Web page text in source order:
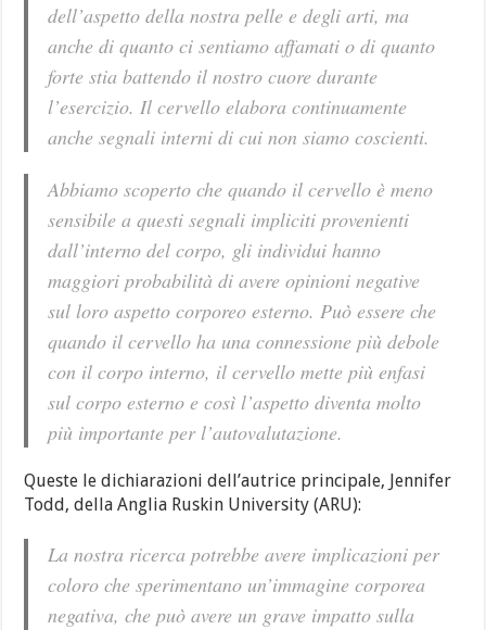
dell’aspetto della nostra pelle e degli arti, ma
anche di quanto ci sentiamo affamati o di quanto
forte stia battendo il nostro cuore durante
l’esercizio. Il cervello elabora continuamente
anche segnali interni di cui non siamo coscienti.
Abbiamo scoperto che quando il cervello è meno
sensibile a questi segnali impliciti provenienti
dall’interno del corpo, gli individui hanno
maggiori probabilità di avere opinioni negative
sul loro aspetto corporeo esterno. Può essere che
quando il cervello ha una connessione più debole
con il corpo interno, il cervello mette più enfasi
sul corpo esterno e così l’aspetto diventa molto
più importante per l’autovalutazione.
Queste le dichiarazioni dell’autrice principale, Jennifer
Todd, della Anglia Ruskin University (ARU):
La nostra ricerca potrebbe avere implicazioni per
coloro che sperimentano un’immagine corporea
negativa, che può avere un grave impatto sulla